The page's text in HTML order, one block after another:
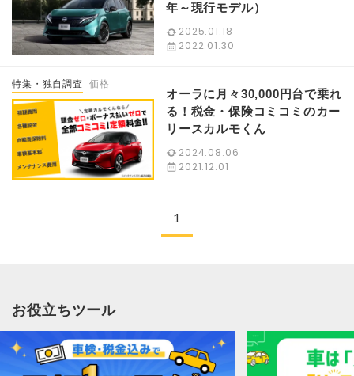
年～現行モデル）
2025.01.18
2022.01.30
特集・独自調査 価格
オーラに月々30,000円台で乗れ
る！税金・保険コミコミのカー
リースカルモくん
2024.08.06
2021.12.01
1
お役立ちツール